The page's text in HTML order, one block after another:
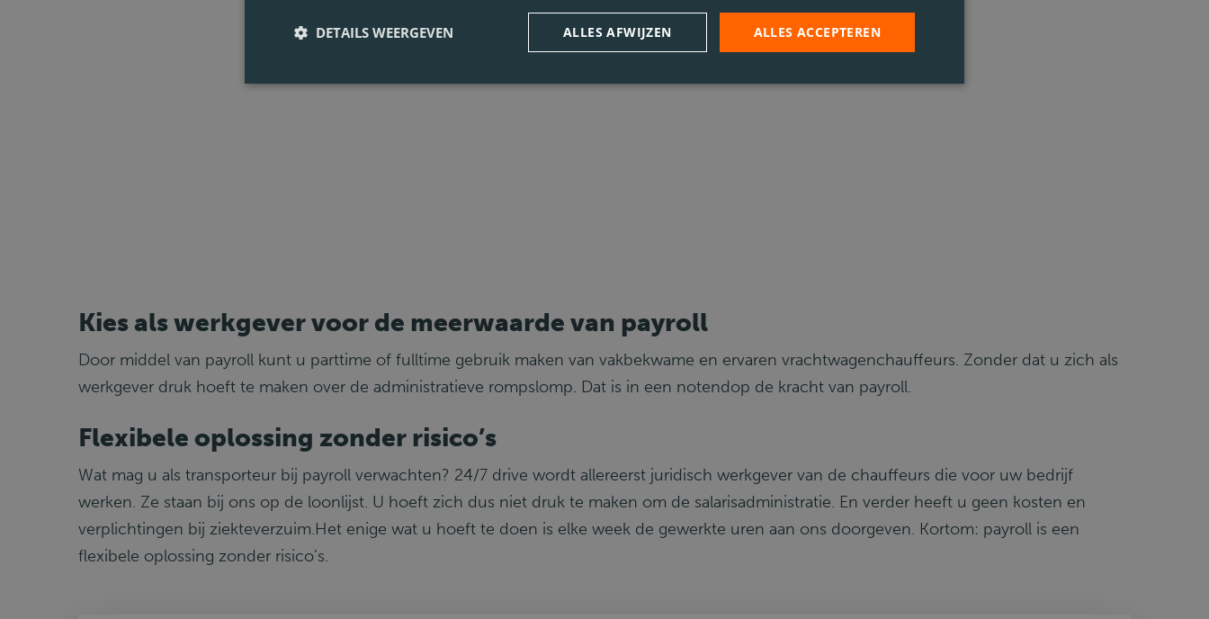
Kies als werkgever voor de meerwaarde van payroll
Door middel van payroll kunt u parttime of fulltime gebruik maken van vakbekwame en ervaren vrachtwagenchauffeurs. Zonder dat u zich als
werkgever druk hoeft te maken over de administratieve rompslomp. Dat is in een notendop de kracht van payroll.
Flexibele oplossing zonder risico’s
Wat mag u als transporteur bij payroll verwachten? 24/7 drive wordt allereerst juridisch werkgever van de chauffeurs die voor uw bedrijf
werken. Ze staan bij ons op de loonlijst. U hoeft zich dus niet druk te maken om de salarisadministratie. En verder heeft u geen kosten en
verplichtingen bij ziekteverzuim.Het enige wat u hoeft te doen is elke week de gewerkte uren aan ons doorgeven. Kortom: payroll is een
flexibele oplossing zonder risico’s.
ALLES ACCEPTEREN
ALLES AFWIJZEN
DETAILS WEERGEVEN